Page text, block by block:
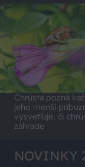
Chrústa pozná
jeho menší
vysvetľuje, či
záhrade
NOVINKY